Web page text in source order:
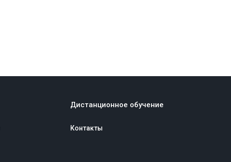
Дистанционное обучение
Контакты